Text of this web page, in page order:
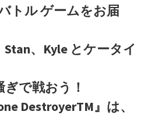
トル ゲームをお届
、Kyle とケータイ
で戦おう！
DestroyerTM』は、